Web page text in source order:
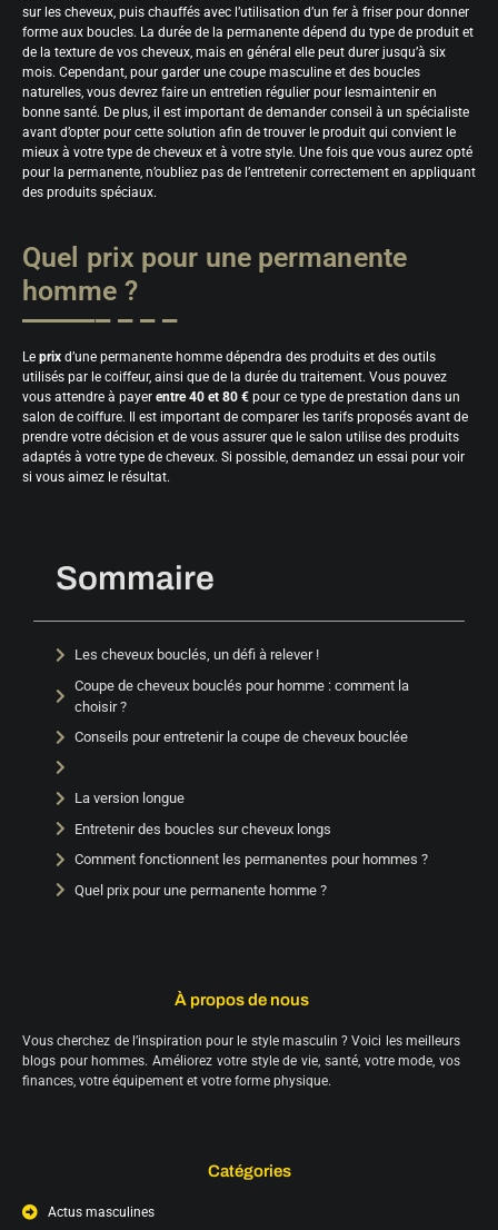
sur les cheveux, puis chauffés avec l’utilisation d’un fer à friser pour donner
forme aux boucles. La durée de la permanente dépend du type de produit et
de la texture de vos cheveux, mais en général elle peut durer jusqu’à six
mois. Cependant, pour garder une coupe masculine et des boucles
naturelles, vous devrez faire un entretien régulier pour lesmaintenir en
bonne santé. De plus, il est important de demander conseil à un spécialiste
avant d’opter pour cette solution afin de trouver le produit qui convient le
mieux à votre type de cheveux et à votre style. Une fois que vous aurez opté
pour la permanente, n’oubliez pas de l’entretenir correctement en appliquant
des produits spéciaux.
Quel prix pour une permanente
homme ?
Le prix d’une permanente homme dépendra des produits et des outils
utilisés par le coiffeur, ainsi que de la durée du traitement. Vous pouvez
vous attendre à payer entre 40 et 80 € pour ce type de prestation dans un
salon de coiffure. Il est important de comparer les tarifs proposés avant de
prendre votre décision et de vous assurer que le salon utilise des produits
adaptés à votre type de cheveux. Si possible, demandez un essai pour voir
si vous aimez le résultat.
Sommaire
Les cheveux bouclés, un défi à relever !
Coupe de cheveux bouclés pour homme : comment la
choisir ?
Conseils pour entretenir la coupe de cheveux bouclée
La version longue
Entretenir des boucles sur cheveux longs
Comment fonctionnent les permanentes pour hommes ?
Quel prix pour une permanente homme ?
À propos de nous
Vous cherchez de l’inspiration pour le style masculin ? Voici les meilleurs
blogs pour hommes. Améliorez votre style de vie, santé, votre mode, vos
finances, votre équipement et votre forme physique.
Catégories
Actus masculines